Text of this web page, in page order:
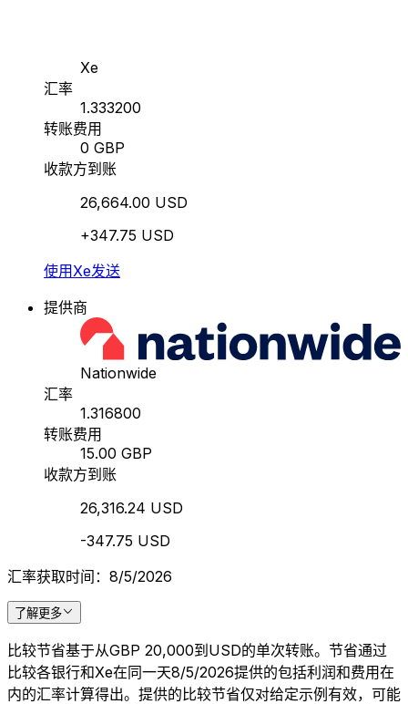
Xe
汇率
1.333200
转账费用
0 GBP
收款方到账
26,664.00 USD
+347.75 USD
使用Xe发送
提供商
Nationwide
汇率
1.316800
转账费用
15.00 GBP
收款方到账
26,316.24 USD
-347.75 USD
汇率获取时间：8/5/2026
了解更多
比较节省基于从GBP 20,000到USD的单次转账。节省通过
比较各银行和Xe在同一天8/5/2026提供的包括利润和费用在
内的汇率计算得出。提供的比较节省仅对给定示例有效，可能